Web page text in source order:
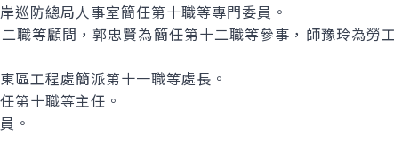
巡防總局人事室簡任第十職等專門委員。
職等顧問，郭忠賢為簡任第十二職等參事，師豫玲為勞
區工程處簡派第十一職等處長。
第十職等主任。
。